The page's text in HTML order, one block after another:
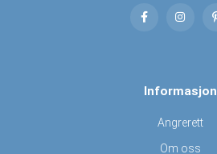
Informasjon
Angrerett
Om oss